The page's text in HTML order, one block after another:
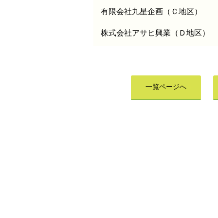
有限会社九星企画（Ｃ地区）
株式会社アサヒ興業（Ｄ地区）
一覧ページへ